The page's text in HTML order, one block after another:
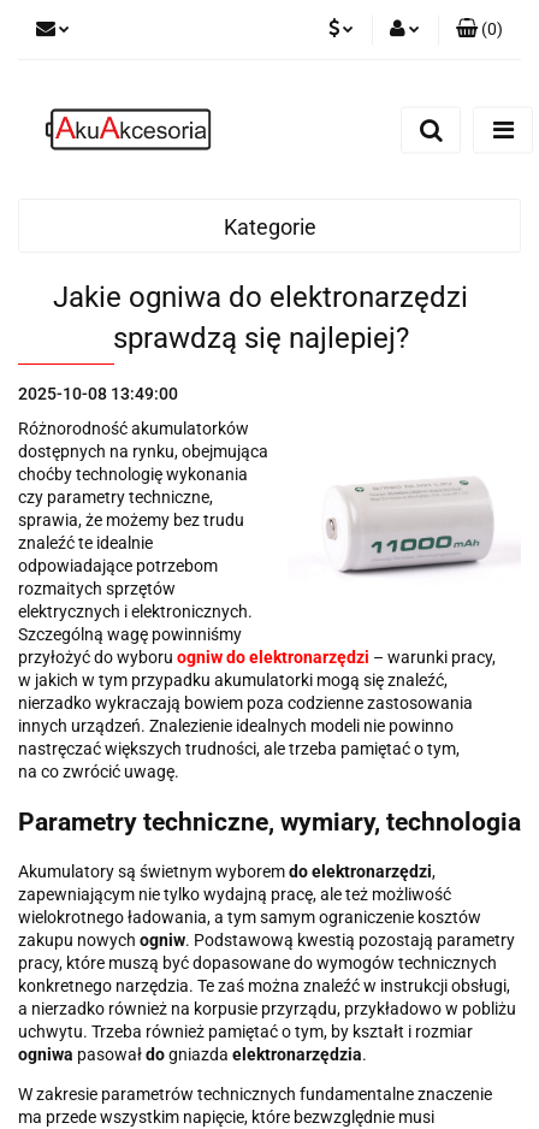
(0)
Kategorie
Jakie ogniwa do elektronarzędzi
sprawdzą się najlepiej?
2025-10-08 13:49:00
Różnorodność akumulatorków
dostępnych na rynku, obejmująca
choćby technologię wykonania
czy parametry techniczne,
sprawia, że możemy bez trudu
znaleźć te idealnie
odpowiadające potrzebom
rozmaitych sprzętów
elektrycznych i elektronicznych.
Szczególną wagę powinniśmy
przyłożyć do wyboru ogniw do elektronarzędzi – warunki pracy,
w jakich w tym przypadku akumulatorki mogą się znaleźć,
nierzadko wykraczają bowiem poza codzienne zastosowania
innych urządzeń. Znalezienie idealnych modeli nie powinno
nastręczać większych trudności, ale trzeba pamiętać o tym,
na co zwrócić uwagę.
Parametry techniczne, wymiary, technologia
Akumulatory są świetnym wyboremdo elektronarzędzi,
zapewniającym nie tylko wydajną pracę, ale też możliwość
wielokrotnego ładowania, a tym samym ograniczenie kosztów
zakupu nowych ogniw. Podstawową kwestią pozostają parametry
pracy, które muszą być dopasowane do wymogów technicznych
konkretnego narzędzia. Te zaś można znaleźć w instrukcji obsługi,
a nierzadko również na korpusie przyrządu, przykładowo w pobliżu
uchwytu. Trzeba również pamiętać o tym, by kształt i rozmiar
ogniwa pasowałdogniazda elektronarzędzia.
W zakresie parametrów technicznych fundamentalne znaczenie
ma przede wszystkim napięcie, które bezwzględnie musi